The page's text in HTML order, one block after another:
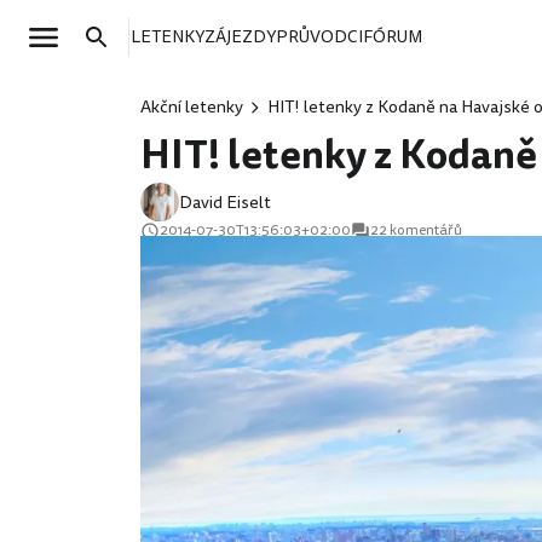
LETENKYZÁJEZDYPRŮVODCIFÓRUM
Akční letenky HIT! letenky z Kodaně na Havajské
HIT! letenky z
David Eiselt
2014-07-30T13:56:03+02:00 22 komentářů